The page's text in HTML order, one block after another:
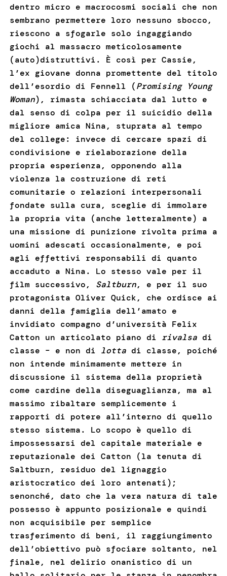
dentro micro e macrocosmi sociali che non
sembrano permettere loro nessuno sbocco,
riescono a sfogarle solo ingaggiando
giochi al massacro meticolosamente
(auto)distruttivi. È così per Cassie,
l’ex giovane donna promettente del titolo
dell’esordio di Fennell (Promising Young
Woman), rimasta schiacciata dal lutto e
dal senso di colpa per il suicidio della
migliore amica Nina, stuprata al tempo
del college: invece di cercare spazi di
condivisione e rielaborazione della
propria esperienza, opponendo alla
violenza la costruzione di reti
comunitarie o relazioni interpersonali
fondate sulla cura, sceglie di immolare
la propria vita (anche letteralmente) a
una missione di punizione rivolta prima a
uomini adescati occasionalmente, e poi
agli effettivi responsabili di quanto
accaduto a Nina. Lo stesso vale per il
film successivo, Saltburn, e per il suo
protagonista Oliver Quick, che ordisce ai
danni della famiglia dell’amato e
invidiato compagno d’università Felix
Catton un articolato piano di rivalsadi
classe – e non di lottadi classe, poiché
non intende minimamente mettere in
discussione il sistema della proprietà
come cardine della diseguaglianza, ma al
massimo ribaltare semplicemente i
rapporti di potere all’interno di quello
stesso sistema. Lo scopo è quello di
impossessarsi del capitale materiale e
reputazionale dei Catton (la tenuta di
Saltburn, residuo del lignaggio
aristocratico dei loro antenati);
senonché, dato che la vera natura di tale
possesso è appunto posizionale e quindi
non acquisibile per semplice
trasferimento di beni, il raggiungimento
dell’obiettivo può sfociare soltanto, nel
finale, nel delirio onanistico di un